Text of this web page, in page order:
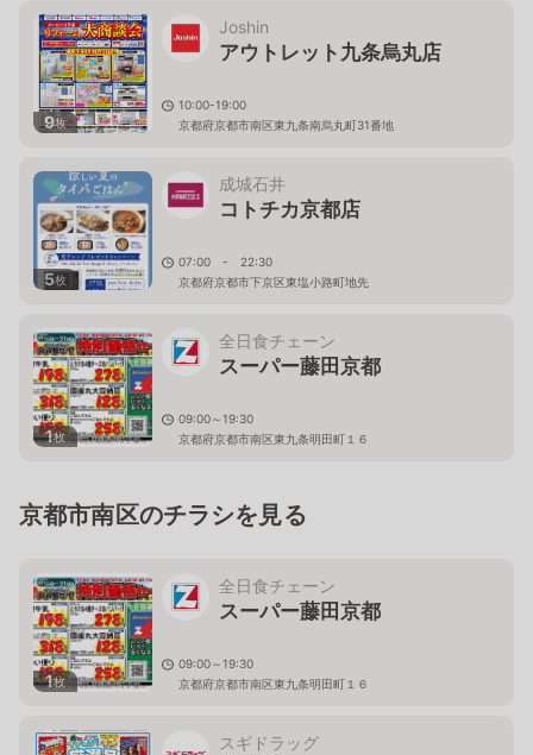
9枚
Joshin
アウトレット九条烏丸店
10:00-19:00
京都府京都市南区東九条南烏丸町31番地
5枚
成城石井
コトチカ京都店
07:00 - 22:30
京都府京都市下京区東塩小路町地先
1枚
全日食チェーン
スーパー藤田京都
09:00～19:30
京都府京都市南区東九条明田町１６
京都市南区のチラシを見る
1枚
全日食チェーン
スーパー藤田京都
09:00～19:30
京都府京都市南区東九条明田町１６
スギドラッグ